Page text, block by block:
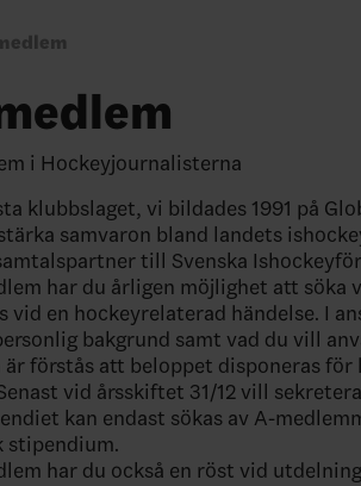
i Hockeyjournalisterna
klubbslaget, vi bildades 1991 på
samvaron bland landets
till Svenska
har du årligen möjlighet att
vid en hockeyrelaterad händelse. I
bakgrund samt vad du vill
är förstås att beloppet disponeras
vid årsskiftet 31/12 vill
kan endast sökas av A-
stipendium.
har du också en röst vid